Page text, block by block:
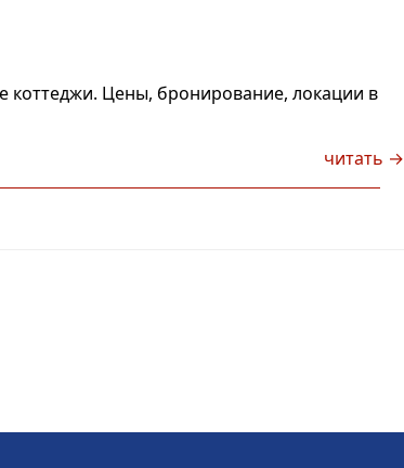
коттеджи. Цены, бронирование, локации в
читать →